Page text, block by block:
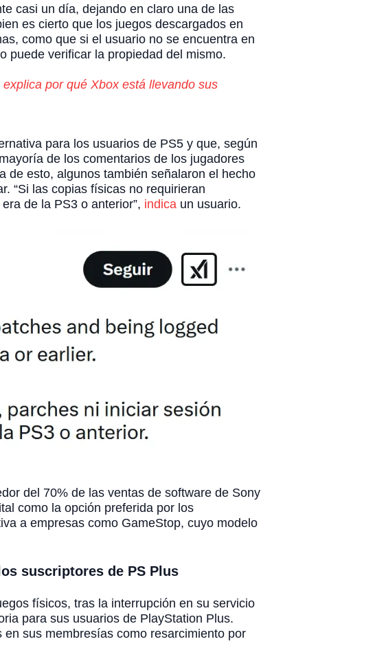
casi un día, dejando en claro una de las
es cierto que los juegos descargados en
como que si el usuario no se encuentra en
puede verificar la propiedad del mismo.
por qué Xbox está llevando sus
para los usuarios de PS5 y que, según
de los comentarios de los jugadores
de esto, algunos también señalaron el hecho
“Si las copias físicas no requirieran
de la PS3 o anterior”, indica un usuario.
del 70% de las ventas de software de Sony
como la opción preferida por los
a empresas como GameStop, cuyo modelo
suscriptores de PS Plus
físicos, tras la interrupción en su servicio
para sus usuarios de PlayStation Plus.
sus membresías como resarcimiento por